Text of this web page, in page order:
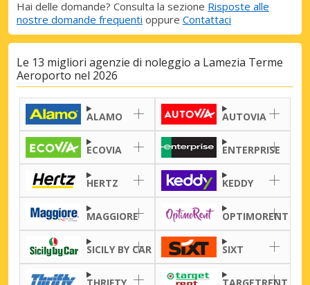
Hai delle domande? Consulta la sezione Risposte alle
nostre domande frequenti oppure Contattaci
Le 13 migliori agenzie di noleggio a Lamezia Terme
Aeroporto nel 2026
ALAMO AUTOVIA
ECOVIA ENTERPRISE
HERTZ KEDDY
MAGGIORE OPTIMORENT
SICILY BY CAR SIXT